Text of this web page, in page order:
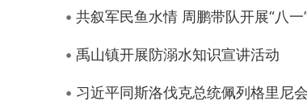
共叙军民鱼水情 周鹏带队开展“八
禹山镇开展防溺水知识宣讲活动
习近平同斯洛伐克总统佩列格里尼